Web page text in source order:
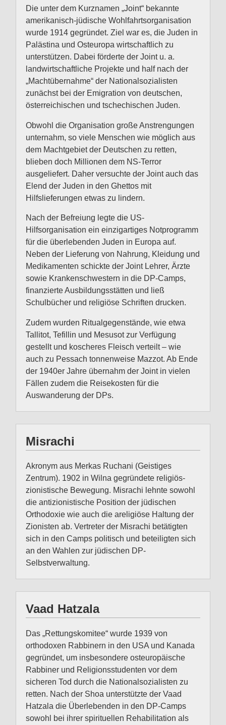
Die unter dem Kurznamen „Joint“ bekannte
amerikanisch-jüdische Wohlfahrtsorganisation
wurde 1914 gegründet. Ziel war es, die Juden in
Palästina und Osteuropa wirtschaftlich zu
unterstützen. Dabei förderte der Joint u. a.
landwirtschaftliche Projekte und half nach der
„Machtübernahme“ der Nationalsozialisten
zunächst bei der Emigration von deutschen,
österreichischen und tschechischen Juden.
Obwohl die Organisation große Anstrengungen
unternahm, so viele Menschen wie möglich aus
dem Machtgebiet der Deutschen zu retten,
blieben doch Millionen dem NS-Terror
ausgeliefert. Daher versuchte der Joint auch das
Elend der Juden in den Ghettos mit
Hilfslieferungen etwas zu lindern.
Nach der Befreiung legte die US-
Hilfsorganisation ein einzigartiges Notprogramm
für die überlebenden Juden in Europa auf.
Neben der Lieferung von Nahrung, Kleidung und
Medikamenten schickte der Joint Lehrer, Ärzte
sowie Krankenschwestern in die DP-Camps,
finanzierte Ausbildungsstätten und ließ
Schulbücher und religiöse Schriften drucken.
Zudem wurden Ritualgegenstände, wie etwa
Tallitot, Tefillin und Mesusot zur Verfügung
gestellt und koscheres Fleisch verteilt – wie
auch zu Pessach tonnenweise Mazzot. Ab Ende
der 1940er Jahre übernahm der Joint in vielen
Fällen zudem die Reisekosten für die
Auswanderung der DPs.
Misrachi
Akronym aus Merkas Ruchani (Geistiges
Zentrum). 1902 in Wilna gegründete religiös-
zionistische Bewegung. Misrachi lehnte sowohl
die antizionistische Position der jüdischen
Orthodoxie wie auch die areligiöse Haltung der
Zionisten ab. Vertreter der Misrachi betätigten
sich in den Camps politisch und beteiligten sich
an den Wahlen zur jüdischen DP-
Selbstverwaltung.
Vaad Hatzala
Das „Rettungskomitee“ wurde 1939 von
orthodoxen Rabbinern in den USA und Kanada
gegründet, um insbesondere osteuropäische
Rabbiner und Religionsstudenten vor dem
sicheren Tod durch die Nationalsozialisten zu
retten. Nach der Shoa unterstützte der Vaad
Hatzala die Überlebenden in den DP-Camps
sowohl bei ihrer spirituellen Rehabilitation als